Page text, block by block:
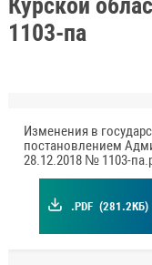
Курской
1103-па
Изменения в
постановлением
28.12.2018 № 1103-
.PDF (281.2КБ)